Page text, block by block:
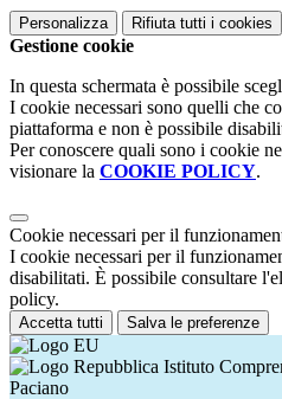
Personalizza Rifiuta tutti i cookies
Gestione cookie
In questa schermata è possibile
I cookie necessari sono quelli che
piattaforma e non è possibile
Per conoscere quali sono i cookie
visionare la COOKIE POLICY.
Cookie necessari per il
I cookie necessari per il
disabilitati. È possibile consultare
policy.
Accetta tutti Salva le preferenze
Istituto
Paciano